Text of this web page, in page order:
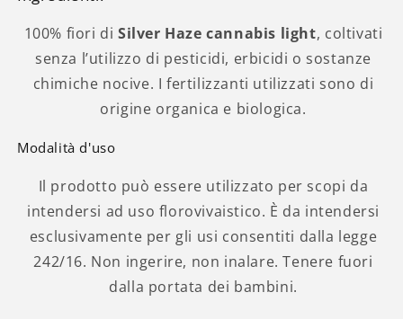
100% fiori diSilver Haze cannabis light, coltivati
senza l’utilizzo di pesticidi, erbicidi o sostanze
chimiche nocive. I fertilizzanti utilizzati sono di
origine organica e biologica.
Modalità d'uso
Il prodotto può essere utilizzato per scopi da
intendersi ad uso florovivaistico. È da intendersi
esclusivamente per gli usi consentiti dalla legge
242/16. Non ingerire, non inalare. Tenere fuori
dalla portata dei bambini.